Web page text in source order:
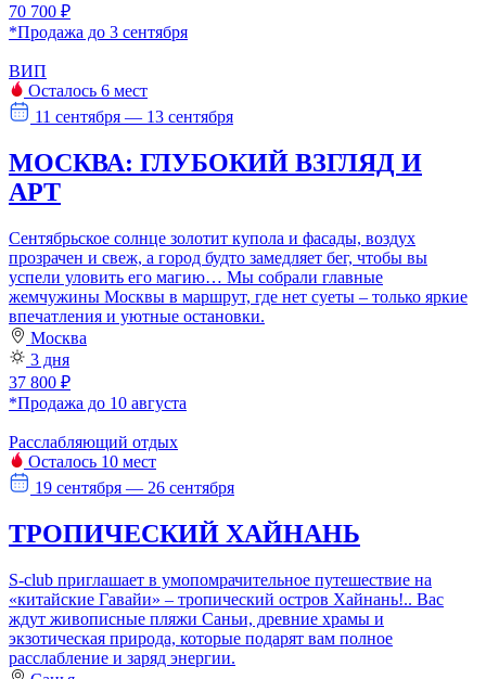
70 700 ₽
*Продажа до 3 сентября
ВИП
Осталось 6 мест
11 сентября — 13 сентября
МОСКВА: ГЛУБОКИЙ ВЗГЛЯД И
АРТ
Сентябрьское солнце золотит купола и фасады, воздух
прозрачен и свеж, а город будто замедляет бег, чтобы вы
успели уловить его магию… Мы собрали главные
жемчужины Москвы в маршрут, где нет суеты – только яркие
впечатления и уютные остановки.
Москва
3 дня
37 800 ₽
*Продажа до 10 августа
Расслабляющий отдых
Осталось 10 мест
19 сентября — 26 сентября
ТРОПИЧЕСКИЙ ХАЙНАНЬ
S-club приглашает в умопомрачительное путешествие на
«китайские Гавайи» – тропический остров Хайнань!.. Вас
ждут живописные пляжи Саньи, древние храмы и
экзотическая природа, которые подарят вам полное
расслабление и заряд энергии.